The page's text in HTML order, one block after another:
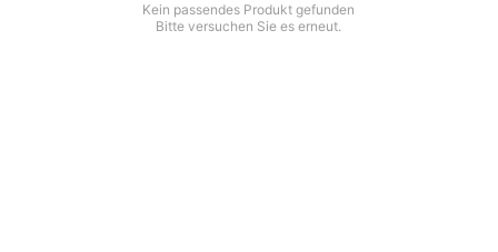
Kein passendes Produkt gefunden
Bitte versuchen Sie es erneut.